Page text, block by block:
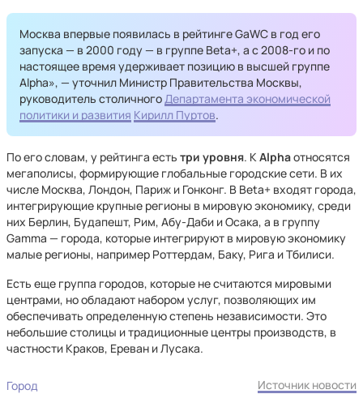
Москва впервые появилась в рейтинге GaWC в год его
запуска — в 2000 году — в группе Beta+, а с 2008-го и по
настоящее время удерживает позицию в высшей группе
Alpha», — уточнил Министр Правительства Москвы,
руководитель столичногоДепартамента экономической
политики и развития Кирилл Пуртов.
По его словам, у рейтинга есть три уровня. КAlphaотносятся
мегаполисы, формирующие глобальные городские сети. В их
числе Москва, Лондон, Париж и Гонконг. В Beta+ входят города,
интегрирующие крупные регионы в мировую экономику, среди
них Берлин, Будапешт, Рим, Абу-Даби и Осака, а в группу
Gammа — города, которые интегрируют в мировую экономику
малые регионы, например Роттердам, Баку, Рига и Тбилиси.
Есть еще группа городов, которые не считаются мировыми
центрами, но обладают набором услуг, позволяющих им
обеспечивать определенную степень независимости. Это
небольшие столицы и традиционные центры производств, в
частности Краков, Ереван и Лусака.
Город Источник новости